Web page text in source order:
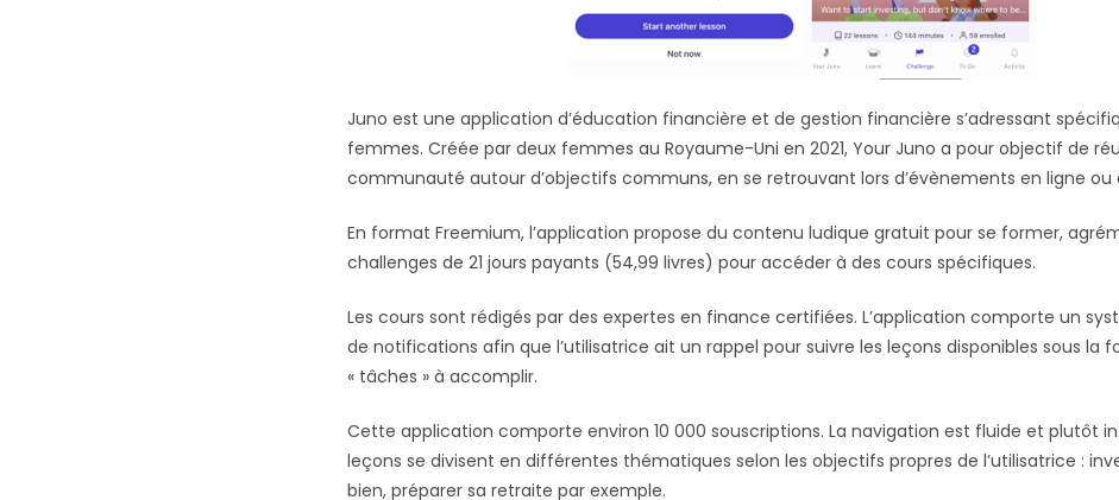
Juno est une application d’éducation financière et de gestion financière s’adressant
femmes. Créée par deux femmes au Royaume-Uni en 2021, Your Juno a pour objectif de
communauté autour d’objectifs communs, en se retrouvant lors d’évènements en ligne ou
En format Freemium, l’application propose du contenu ludique gratuit pour se former,
challenges de 21 jours payants (54,99 livres) pour accéder à des cours spécifiques.
Les cours sont rédigés par des expertes en finance certifiées. L’application comporte un
de notifications afin que l’utilisatrice ait un rappel pour suivre les leçons disponibles sous la
« tâches » à accomplir.
Cette application comporte environ 10 000 souscriptions. La navigation est fluide et plutôt
leçons se divisent en différentes thématiques selon les objectifs propres de l’utilisatrice :
bien, préparer sa retraite par exemple.